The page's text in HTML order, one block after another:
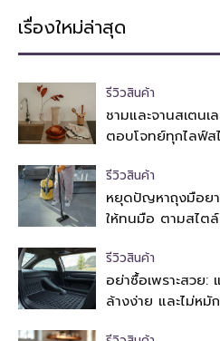
เรื่องใหม่ล่าสุด
รีวิวสินค้า
ชามและจานสเตน
ตอบโจทย์ทุกไลฟ์
รีวิวสินค้า
หยุดปัญหาถุงมือยา
ให้ทนมือ ตามสไต
รีวิวสินค้า
อย่าซื้อเพราะสวย
ล้างง่าย และไม่หมั